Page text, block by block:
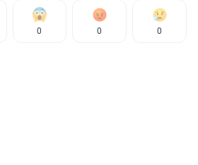
0 0 0